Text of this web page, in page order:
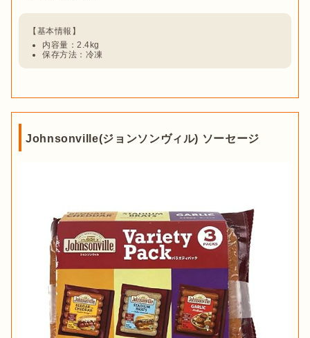
内容量：2.4kg
保存方法：冷凍
Johnsonville(ジョンソンヴィル) ソーセージ